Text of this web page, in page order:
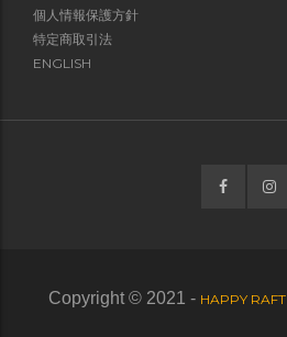
個人情報保護方針
特定商取引法
ENGLISH
Copyright © 2021 - HAPPY RAFT